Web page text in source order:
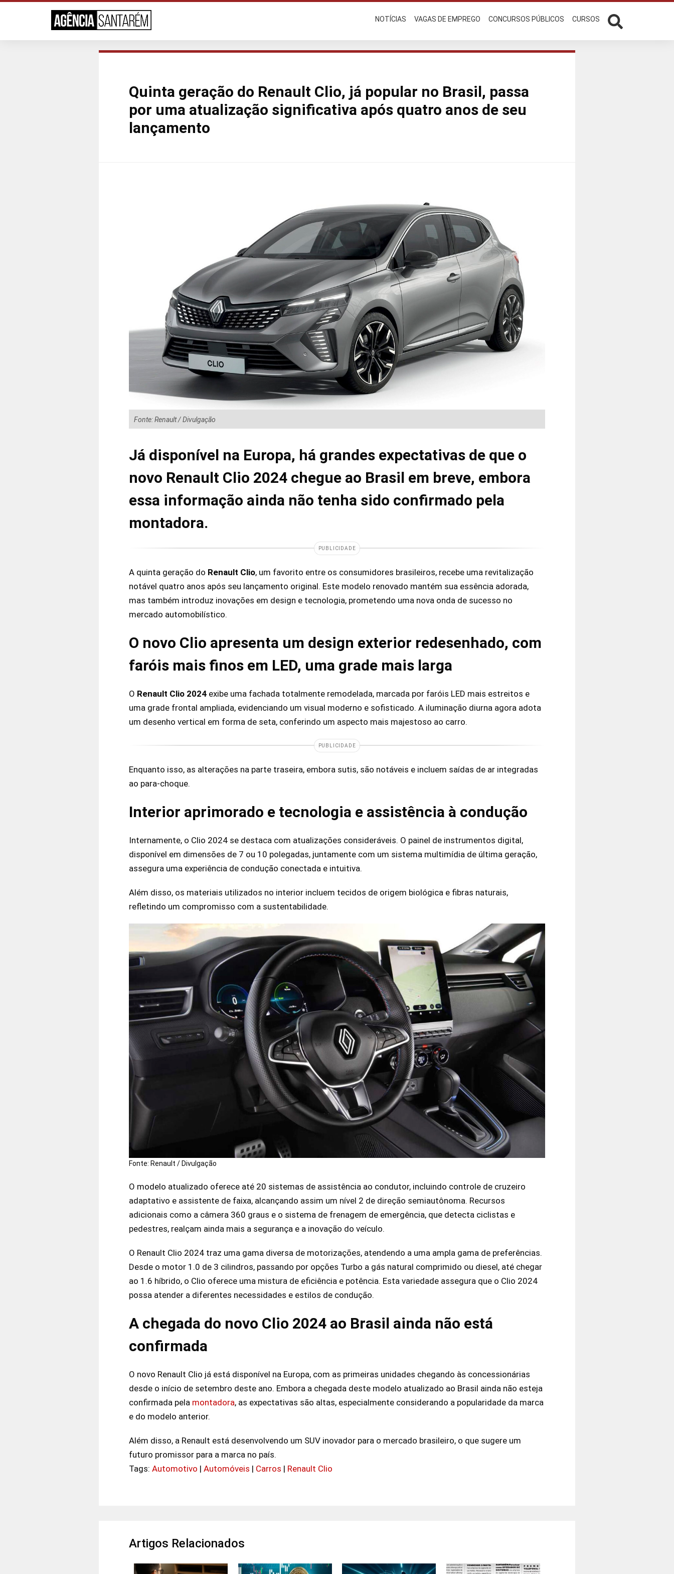
NOTÍCIAS VAGAS DE EMPREGO CONCURSOS PÚBLICOS CURSOS
Quinta geração do Renault Clio, já popular no Brasil, passa
por uma atualização significativa após quatro anos de seu
lançamento
Fonte: Renault / Divulgação
Já disponível na Europa, há grandes expectativas de que o
novo Renault Clio 2024 chegue ao Brasil em breve, embora
essa informação ainda não tenha sido confirmado pela
montadora.
PUBLICIDADE
A quinta geração do Renault Clio, um favorito entre os consumidores brasileiros, recebe uma revitalização
notável quatro anos após seu lançamento original. Este modelo renovado mantém sua essência adorada,
mas também introduz inovações em design e tecnologia, prometendo uma nova onda de sucesso no
mercado automobilístico.
O novo Clio apresenta um design exterior redesenhado, com
faróis mais finos em LED, uma grade mais larga
O Renault Clio 2024 exibe uma fachada totalmente remodelada, marcada por faróis LED mais estreitos e
uma grade frontal ampliada, evidenciando um visual moderno e sofisticado. A iluminação diurna agora adota
um desenho vertical em forma de seta, conferindo um aspecto mais majestoso ao carro.
PUBLICIDADE
Enquanto isso, as alterações na parte traseira, embora sutis, são notáveis e incluem saídas de ar integradas
ao para-choque.
Interior aprimorado e tecnologia e assistência à condução
Internamente, o Clio 2024 se destaca com atualizações consideráveis. O painel de instrumentos digital,
disponível em dimensões de 7 ou 10 polegadas, juntamente com um sistema multimídia de última geração,
assegura uma experiência de condução conectada e intuitiva.
Além disso, os materiais utilizados no interior incluem tecidos de origem biológica e fibras naturais,
refletindo um compromisso com a sustentabilidade.
Fonte: Renault / Divulgação
O modelo atualizado oferece até 20 sistemas de assistência ao condutor, incluindo controle de cruzeiro
adaptativo e assistente de faixa, alcançando assim um nível 2 de direção semiautônoma. Recursos
adicionais como a câmera 360 graus e o sistema de frenagem de emergência, que detecta ciclistas e
pedestres, realçam ainda mais a segurança e a inovação do veículo.
O Renault Clio 2024 traz uma gama diversa de motorizações, atendendo a uma ampla gama de preferências.
Desde o motor 1.0 de 3 cilindros, passando por opções Turbo a gás natural comprimido ou diesel, até chegar
ao 1.6 híbrido, o Clio oferece uma mistura de eficiência e potência. Esta variedade assegura que o Clio 2024
possa atender a diferentes necessidades e estilos de condução.
A chegada do novo Clio 2024 ao Brasil ainda não está
confirmada
O novo Renault Clio já está disponível na Europa, com as primeiras unidades chegando às concessionárias
desde o início de setembro deste ano. Embora a chegada deste modelo atualizado ao Brasil ainda não esteja
confirmada pela montadora, as expectativas são altas, especialmente considerando a popularidade da marca
e do modelo anterior.
Além disso, a Renault está desenvolvendo um SUV inovador para o mercado brasileiro, o que sugere um
futuro promissor para a marca no país.
Tags: Automotivo | Automóveis | Carros | Renault Clio
Artigos Relacionados